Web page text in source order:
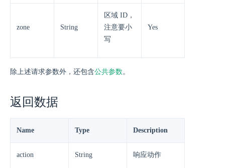
zone String
区域 ID，
注意要小
写
Yes
除上述请求参数外，还包含公共参数。
返回数据
Name Type Description
action String 响应动作